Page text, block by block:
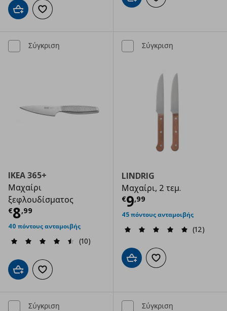
Προσθήκη στο καλάθι
Προσθήκη στα αγαπημένα
Σύγκριση
IKEA 365+
Μαχαίρι
ξεφλουδίσματος
€8,99
Τρέχουσα τιμή € 8,99
40 πόντους ανταμοιβής
(10)
Προσθήκη στο καλάθι
Προσθήκη στα αγαπημένα
Σύγκριση
LINDRIG
Μαχαίρι, 2 τεμ.
€9,99
Τρέχουσα
45 πόντους ανταμοιβής
(12)
Προσθήκη στο καλάθι
Προσθήκη στα
Σύγκριση Σύγκριση